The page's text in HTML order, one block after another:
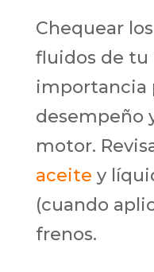
Chequear
fluidos de tu
importancia
desempeño
motor.
aceite y
(cuando
frenos.